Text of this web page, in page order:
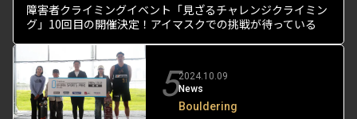
障害者クライミングイベント「見ざるチャレンジクライミン
グ」10回目の開催決定！アイマスクでの挑戦が待っている
52024.10.09
News
Bouldering